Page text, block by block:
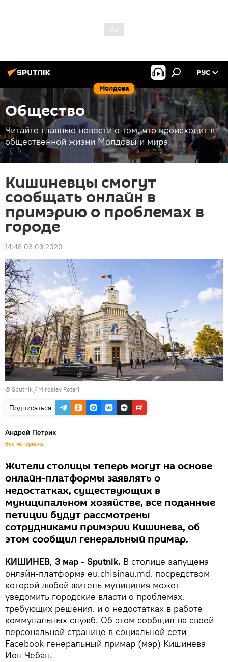
Молдова
РУС
Общество
Читайте главные новости о том, что происходит в
общественной жизни Молдовы и мира.
Кишиневцы смогут
сообщать онлайн в
примэрию о проблемах в
городе
14:48 03.03.2020
© Sputnik / Miroslav Rotari
Подписаться
Андрей Петрик
Все материалы
Жители столицы теперь могут на основе
онлайн-платформы заявлять о
недостатках, существующих в
муниципальном хозяйстве, все поданные
петиции будут рассмотрены
сотрудниками примэрии Кишинева, об
этом сообщил генеральный примар.
КИШИНЕВ, 3 мар - Sputnik. В столице запущена
онлайн-платформа eu.chisinau.md, посредством
которой любой житель муниципия может
уведомить городские власти о проблемах,
требующих решения, и о недостатках в работе
коммунальных служб. Об этом сообщил на своей
персональной странице в социальной сети
Facebook генеральный примар (мэр) Кишинева
Ион Чебан.